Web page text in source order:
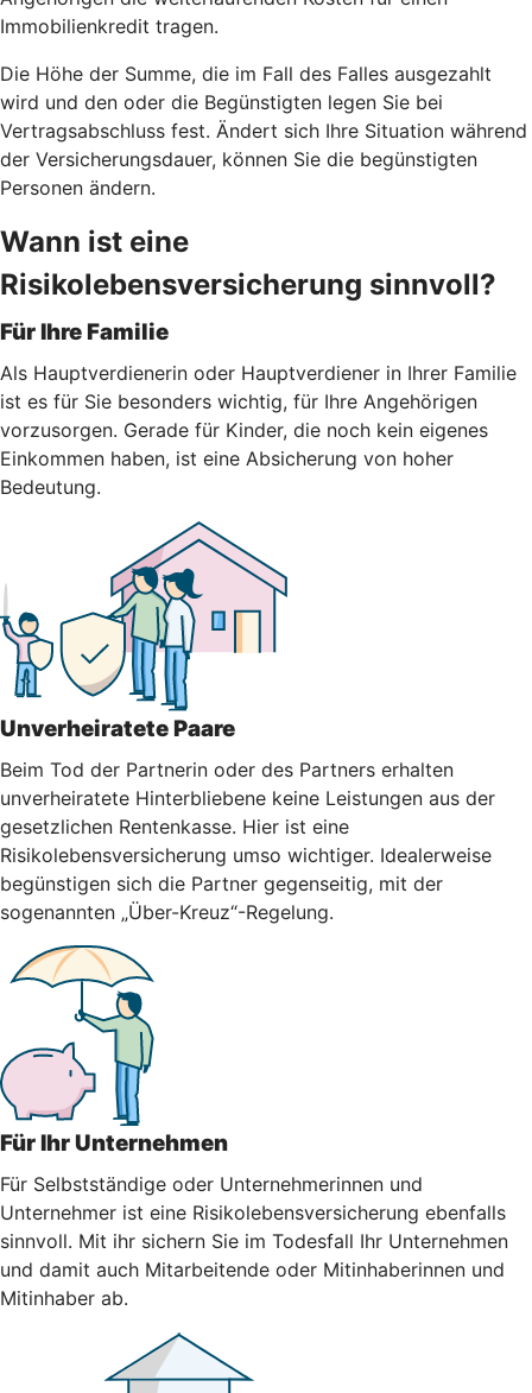
Immobilienkredit tragen.
Die Höhe der Summe, die im Fall des Falles ausgezahlt
wird und den oder die Begünstigten legen Sie bei
Vertragsabschluss fest. Ändert sich Ihre Situation während
der Versicherungsdauer, können Sie die begünstigten
Personen ändern.
Wann ist eine
Risikolebensversicherung sinnvoll?
Für Ihre Familie
Als Hauptverdienerin oder Hauptverdiener in Ihrer Familie
ist es für Sie besonders wichtig, für Ihre Angehörigen
vorzusorgen. Gerade für Kinder, die noch kein eigenes
Einkommen haben, ist eine Absicherung von hoher
Bedeutung.
Unverheiratete Paare
Beim Tod der Partnerin oder des Partners erhalten
unverheiratete Hinterbliebene keine Leistungen aus der
gesetzlichen Rentenkasse. Hier ist eine
Risikolebensversicherung umso wichtiger. Idealerweise
begünstigen sich die Partner gegenseitig, mit der
sogenannten „Über-Kreuz“-Regelung.
Für Ihr Unternehmen
Für Selbstständige oder Unternehmerinnen und
Unternehmer ist eine Risikolebensversicherung ebenfalls
sinnvoll. Mit ihr sichern Sie im Todesfall Ihr Unternehmen
und damit auch Mitarbeitende oder Mitinhaberinnen und
Mitinhaber ab.